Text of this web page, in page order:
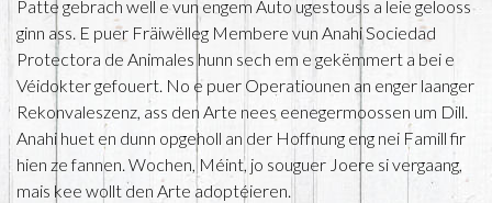
Patte gebrach well e vun engem Auto ugestouss a leie gelooss
ginn ass. E puer Fräiwëlleg Membere vun Anahi Sociedad
Protectora de Animales hunn sech em e gekëmmert a bei e
Véidokter gefouert. No e puer Operatiounen an enger laanger
Rekonvaleszenz, ass den Arte nees eenegermoossen um Dill.
Anahi huet en dunn opgeholl an der Hoffnung eng nei Famill fir
hien ze fannen. Wochen, Méint, jo souguer Joere si vergaang,
mais kee wollt den Arte adoptéieren.